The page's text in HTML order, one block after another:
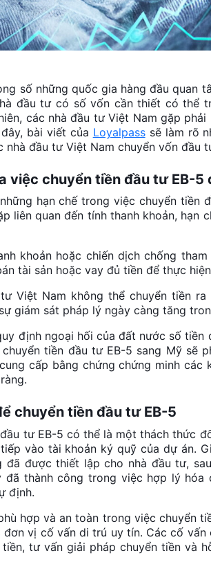
số những quốc gia hàng đầu quan
đầu tư có số vốn cần thiết có thể
các nhà đầu tư Việt Nam gặp
bài viết của Loyalpasssẽ làm rõ
nhà đầu tư Việt Nam chuyển vốn đầu
việc chuyển tiền đầu tư EB-
hạn chế trong việc chuyển tiền
liên quan đến tính thanh khoản, hạn
khoản hoặc chiến dịch chống
tài sản hoặc vay đủ tiền để thực
Việt Nam không thể chuyển tiền
giám sát pháp lý ngày càng tăng
định ngoại hối của đất nước số tiền
tiền đầu tư EB-5 sang Mỹ sẽ
cấp bằng chứng chứng minh
chuyển tiền đầu tư EB-5
tư EB-5 có thể là một thách thức
vào tài khoản ký quỹ của dự án.
đã được thiết lập cho nhà đầu tư,
đã thành công trong việc hợp lý
định.
hợp và an toàn trong việc chuyển
vị cố vấn di trú uy tín. Các cố
tư vấn giải pháp chuyển tiền và